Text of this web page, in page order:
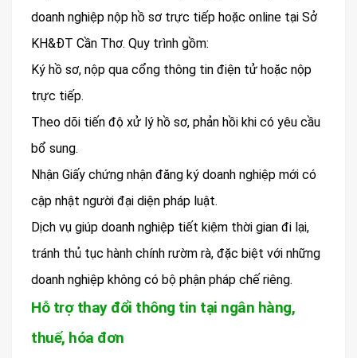
doanh nghiệp nộp hồ sơ trực tiếp hoặc online tại Sở
KH&ĐT Cần Thơ. Quy trình gồm:
Ký hồ sơ, nộp qua cổng thông tin điện tử hoặc nộp
trực tiếp.
Theo dõi tiến độ xử lý hồ sơ, phản hồi khi có yêu cầu
bổ sung.
Nhận Giấy chứng nhận đăng ký doanh nghiệp mới có
cập nhật người đại diện pháp luật.
Dịch vụ giúp doanh nghiệp tiết kiệm thời gian đi lại,
tránh thủ tục hành chính rườm rà, đặc biệt với những
doanh nghiệp không có bộ phận pháp chế riêng.
Hỗ trợ thay đổi thông tin tại ngân hàng,
thuế, hóa đơn